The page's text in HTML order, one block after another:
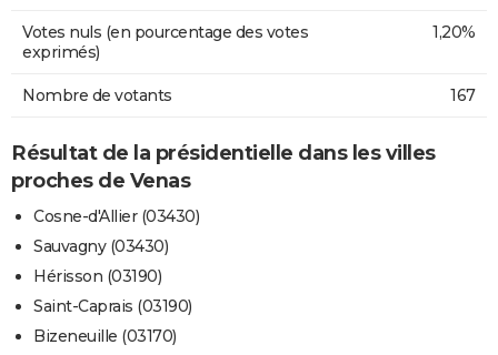
Votes nuls (en pourcentage des votes
exprimés)
1,20%
Nombre de votants 167
Résultat de la présidentielle dans les villes
proches de Venas
Cosne-d'Allier (03430)
Sauvagny (03430)
Hérisson (03190)
Saint-Caprais (03190)
Bizeneuille (03170)